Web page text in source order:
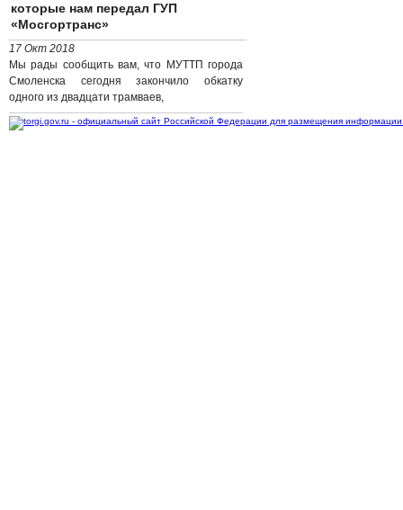
которые нам передал ГУП
«Мосгортранс»
17 Окт 2018
Мы рады сообщить вам, что МУТТП города
Смоленска сегодня закончило обкатку
одного из двадцати трамваев,